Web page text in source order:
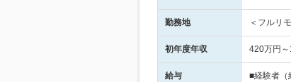
勤務地 ＜フルリ
初年度年収 420万円
給与
■経験者（